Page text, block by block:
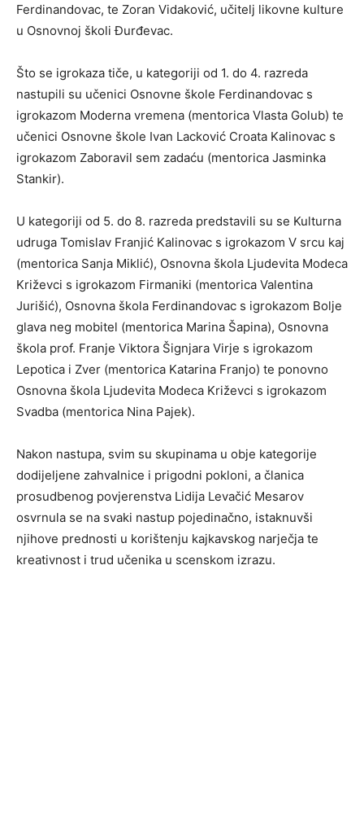
Ferdinandovac, te Zoran Vidaković, učitelj likovne kulture
u Osnovnoj školi Đurđevac.
Što se igrokaza tiče, u kategoriji od 1. do 4. razreda
nastupili su učenici Osnovne škole Ferdinandovac s
igrokazom Moderna vremena (mentorica Vlasta Golub) te
učenici Osnovne škole Ivan Lacković Croata Kalinovac s
igrokazom Zaboravil sem zadaću (mentorica Jasminka
Stankir).
U kategoriji od 5. do 8. razreda predstavili su se Kulturna
udruga Tomislav Franjić Kalinovac s igrokazom V srcu kaj
(mentorica Sanja Miklić), Osnovna škola Ljudevita Modeca
Križevci s igrokazom Firmaniki (mentorica Valentina
Jurišić), Osnovna škola Ferdinandovac s igrokazom Bolje
glava neg mobitel (mentorica Marina Šapina), Osnovna
škola prof. Franje Viktora Šignjara Virje s igrokazom
Lepotica i Zver (mentorica Katarina Franjo) te ponovno
Osnovna škola Ljudevita Modeca Križevci s igrokazom
Svadba (mentorica Nina Pajek).
Nakon nastupa, svim su skupinama u obje kategorije
dodijeljene zahvalnice i prigodni pokloni, a članica
prosudbenog povjerenstva Lidija Levačić Mesarov
osvrnula se na svaki nastup pojedinačno, istaknuvši
njihove prednosti u korištenju kajkavskog narječja te
kreativnost i trud učenika u scenskom izrazu.